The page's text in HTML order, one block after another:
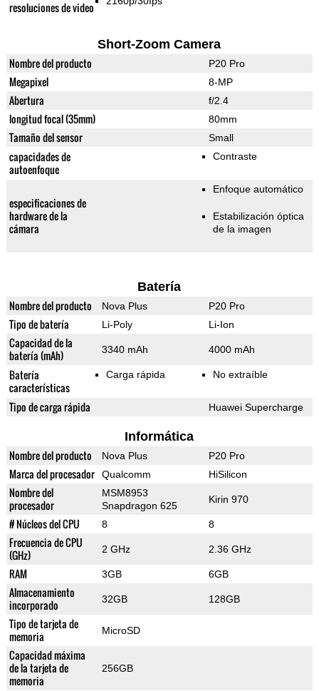
resoluciones de video
Short-Zoom Camera
Nombre del producto P20 Pro
Megapixel 8-MP
Abertura f/2.4
longitud focal (35mm) 80mm
Tamaño del sensor Small
capacidades de
autoenfoque
Contraste
especificaciones de
hardware de la
cámara
Enfoque automático
Estabilización óptica
de la imagen
Batería
Nombre del producto Nova Plus P20 Pro
Tipo de batería Li-Poly Li-Ion
Capacidad de la
batería (mAh)
3340 mAh 4000 mAh
Batería
características
Carga rápida No extraíble
Tipo de carga rápida Huawei Supercharge
Informática
Nombre del producto Nova Plus P20 Pro
Marca del procesador Qualcomm HiSilicon
Nombre del
procesador
MSM8953
Snapdragon 625
Kirin 970
# Núcleos del CPU 8 8
Frecuencia de CPU
(GHz)
2 GHz 2.36 GHz
RAM 3GB 6GB
Almacenamiento
incorporado
32GB 128GB
Tipo de tarjeta de
memoria
MicroSD
Capacidad máxima
de la tarjeta de
memoria
256GB